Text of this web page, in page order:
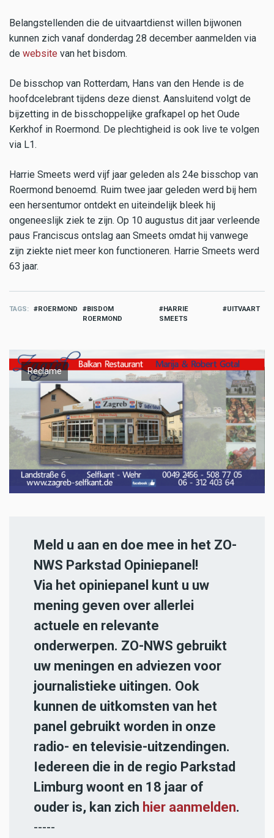
Belangstellenden die de uitvaartdienst willen bijwonen
kunnen zich vanaf donderdag 28 december aanmelden via
de website van het bisdom.
De bisschop van Rotterdam, Hans van den Hende is de
hoofdcelebrant tijdens deze dienst. Aansluitend volgt de
bijzetting in de bisschoppelijke grafkapel op het Oude
Kerkhof in Roermond. De plechtigheid is ook live te volgen
via L1.
Harrie Smeets werd vijf jaar geleden als 24e bisschop van
Roermond benoemd. Ruim twee jaar geleden werd bij hem
een hersentumor ontdekt en uiteindelijk bleek hij
ongeneeslijk ziek te zijn. Op 10 augustus dit jaar verleende
paus Franciscus ontslag aan Smeets omdat hij vanwege
zijn ziekte niet meer kon functioneren. Harrie Smeets werd
63 jaar.
TAGS ROERMOND
BISDOM
ROERMOND
HARRIE
SMEETS
UITVAART
Reclame
Meld u aan en doe mee in het ZO-
NWS Parkstad Opiniepanel!
Via het opiniepanel kunt u uw
mening geven over allerlei
actuele en relevante
onderwerpen. ZO-NWS gebruikt
uw meningen en adviezen voor
journalistieke uitingen. Ook
kunnen de uitkomsten van het
panel gebruikt worden in onze
radio- en televisie-uitzendingen.
Iedereen die in de regio Parkstad
Limburg woont en 18 jaar of
ouder is, kan zich hier aanmelden.
-----